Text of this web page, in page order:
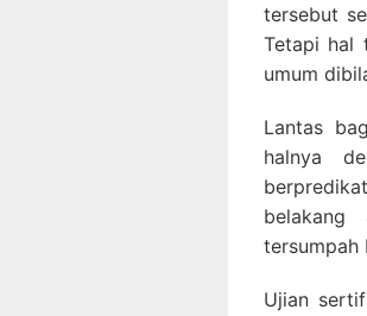
tersebut
Tetapi hal
umum
Lantas
halnya
belakang
tersumpah
Ujian